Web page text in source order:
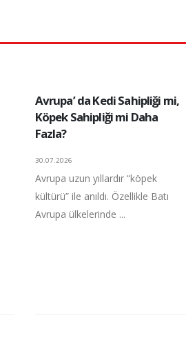
Avrupa’ da Kedi Sahipliği mi,
Köpek Sahipliği mi Daha
Fazla?
30.07.2026
Avrupa uzun yıllardır “köpek
kültürü” ile anıldı. Özellikle Batı
Avrupa ülkelerinde ...